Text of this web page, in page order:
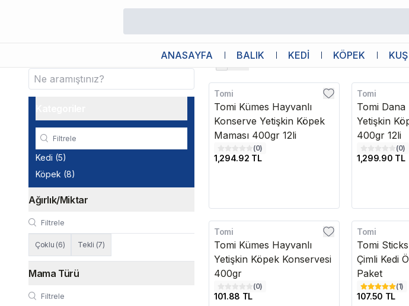
ANASAYFA BALIK KEDİ KÖPEK KUŞ
Kedi (5)
Köpek (8)
Ağırlık/Miktar
Çoklu (6) Tekli (7)
Mama Türü
Kargo Bedava
Tomi
Tomi Kümes Hayvanlı
Konserve Yetişkin Köpek
Maması 400gr 12li
(0)
1,294.92 TL
Kargo Bedava
Tomi
Tomi Dana
Yetişkin
400gr 12li
(0)
1,299.90 TL
Tomi
Tomi Kümes Hayvanlı
Yetişkin Köpek Konservesi
400gr
(0)
101.88 TL
Tomi
Tomi
Çimli Kedi
Paket
(1)
107.50 TL